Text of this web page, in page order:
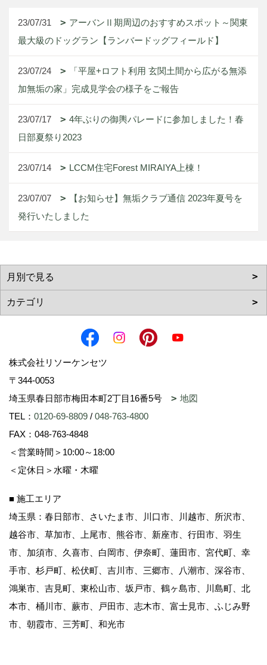
23/07/31
アーバンⅡ期周辺のおすすめスポット～関東
最大級のドッグラン【ランバードッグフィールド】
23/07/24
「平屋+ロフト利用 玄関土間から広がる無添
加無垢の家」完成見学会の様子をご報告
23/07/17
4年ぶりの御輿パレードに参加しました！春
日部夏祭り2023
23/07/14 LCCM住宅Forest MIRAIYA上棟！
23/07/07
【お知らせ】無垢クラブ通信 2023年夏号を
発行いたしました
株式会社リソーケンセツ
〒344-0053
埼玉県春日部市梅田本町2丁目16番5号
地図
TEL： 0120-69-8809 / 048-763-4800
FAX：048-763-4848
＜営業時間＞10:00～18:00
＜定休日＞水曜・木曜
■ 施工エリア
埼玉県：春日部市、さいたま市、川口市、川越市、所沢市、
越谷市、草加市、上尾市、熊谷市、新座市、行田市、羽生
市、加須市、久喜市、白岡市、伊奈町、蓮田市、宮代町、幸
手市、杉戸町、松伏町、吉川市、三郷市、八潮市、深谷市、
鴻巣市、吉見町、東松山市、坂戸市、鶴ヶ島市、川島町、北
本市、桶川市、蕨市、戸田市、志木市、富士見市、ふじみ野
市、朝霞市、三芳町、和光市